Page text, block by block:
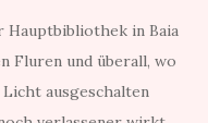
Hauptbibliothek in Baia
Fluren und überall, wo
Licht ausgeschalten